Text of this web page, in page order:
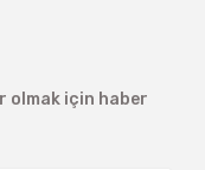
olmak için haber